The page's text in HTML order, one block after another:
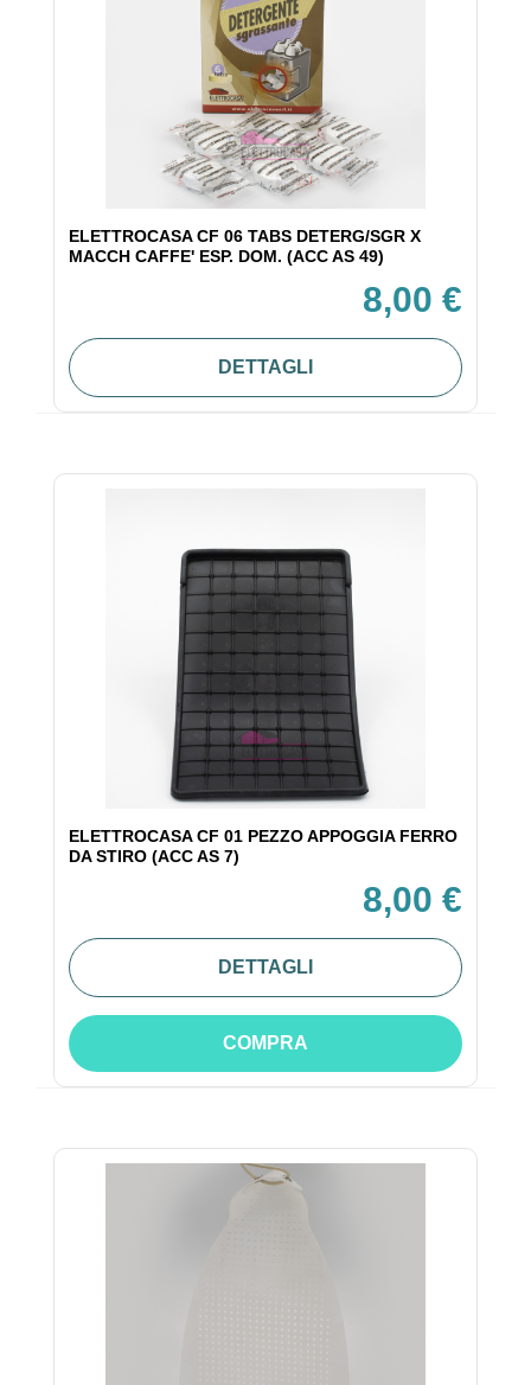
ELETTROCASA CF 06 TABS DETERG/SGR X
MACCH CAFFE' ESP. DOM. (ACC AS 49)
8,00 €
DETTAGLI
ELETTROCASA CF 01 PEZZO APPOGGIA FERRO
DA STIRO (ACC AS 7)
8,00 €
DETTAGLI
COMPRA